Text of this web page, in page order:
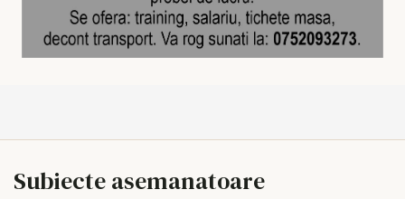
Subiecte asemanatoare